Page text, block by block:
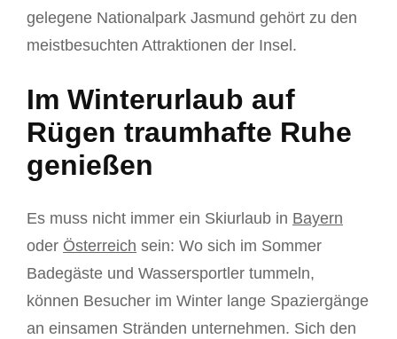
gelegene Nationalpark Jasmund gehört zu den
meistbesuchten Attraktionen der Insel.
Im Winterurlaub auf
Rügen traumhafte Ruhe
genießen
Es muss nicht immer ein Skiurlaub in Bayern
oder Österreich sein: Wo sich im Sommer
Badegäste und Wassersportler tummeln,
können Besucher im Winter lange Spaziergänge
an einsamen Stränden unternehmen. Sich den